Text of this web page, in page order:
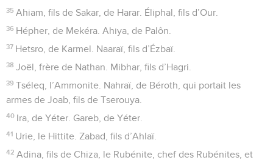
35 Ahiam, fils de Sakar, de Harar. Éliphal, fils d’Our.
36 Hépher, de Mekéra. Ahiya, de Palôn.
37 Hetsro, de Karmel. Naaraï, fils d’Ézbaï.
38 Joël, frère de Nathan. Mibhar, fils d’Hagri.
39 Tséleq, l’Ammonite. Nahraï, de Béroth, qui portait les
armes de Joab, fils de Tserouya.
40 Ira, de Yéter. Gareb, de Yéter.
41 Urie, le Hittite. Zabad, fils d’Ahlaï.
42 Adina, fils de Chiza, le Rubénite, chef des Rubénites, et